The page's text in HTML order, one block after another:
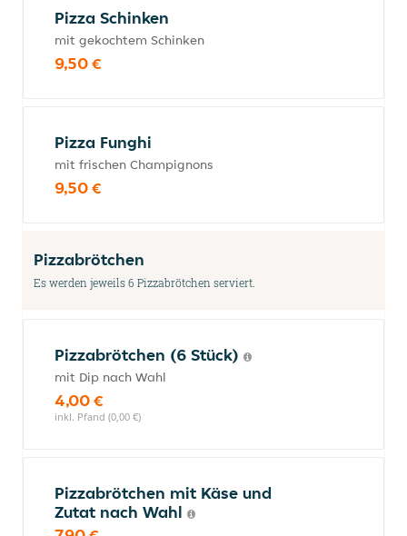
Pizza Schinken
mit gekochtem Schinken
9,50 €
Pizza Funghi
mit frischen Champignons
9,50 €
Pizzabrötchen
Es werden jeweils 6 Pizzabrötchen serviert.
Pizzabrötchen (6 Stück)
mit Dip nach Wahl
4,00 €
inkl. Pfand (0,00 €)
Pizzabrötchen mit Käse und
Zutat nach Wahl